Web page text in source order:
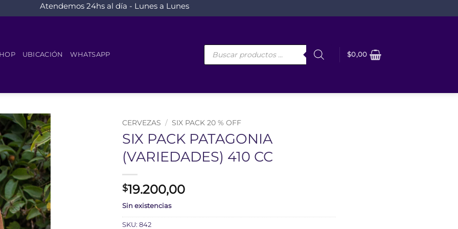
Atendemos 24hs al día - Lunes a Lunes
UBICACIÓN WHATSAPP
Búsqueda
$0,00
CERVEZAS / SIX PACK 20 % OFF
SIX PACK PATAGONIA
(VARIEDADES) 410 CC
$19.200,00
Sin existencias
SKU: 842